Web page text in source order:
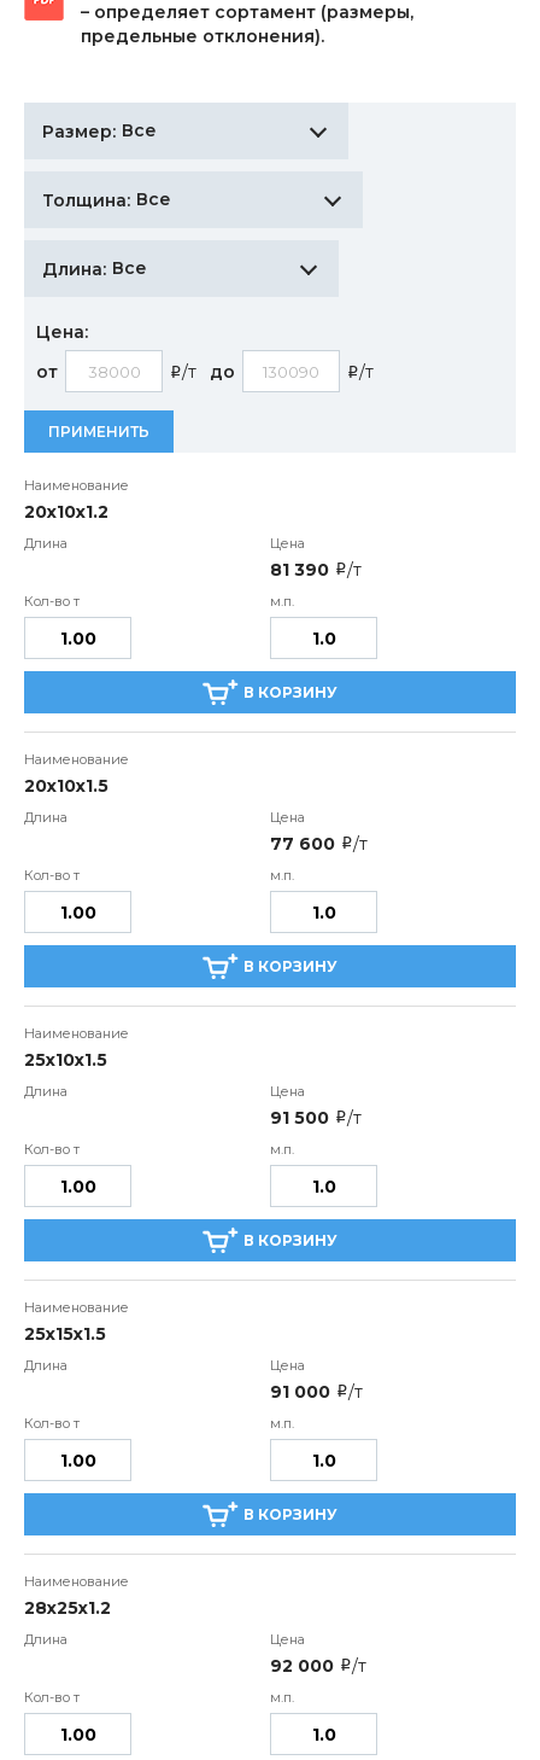
– определяет сортамент (размеры,
предельные отклонения).
Размер: Все
Толщина: Все
Длина: Все
Цена:
от
i/т до i/т
ПРИМЕНИТЬ
20х10х1.2
81 390 i/т
В КОРЗИНУ
20х10х1.5
77 600 i/т
В КОРЗИНУ
25х10х1.5
91 500 i/т
В КОРЗИНУ
25х15х1.5
91 000 i/т
В КОРЗИНУ
28х25х1.2
92 000 i/т